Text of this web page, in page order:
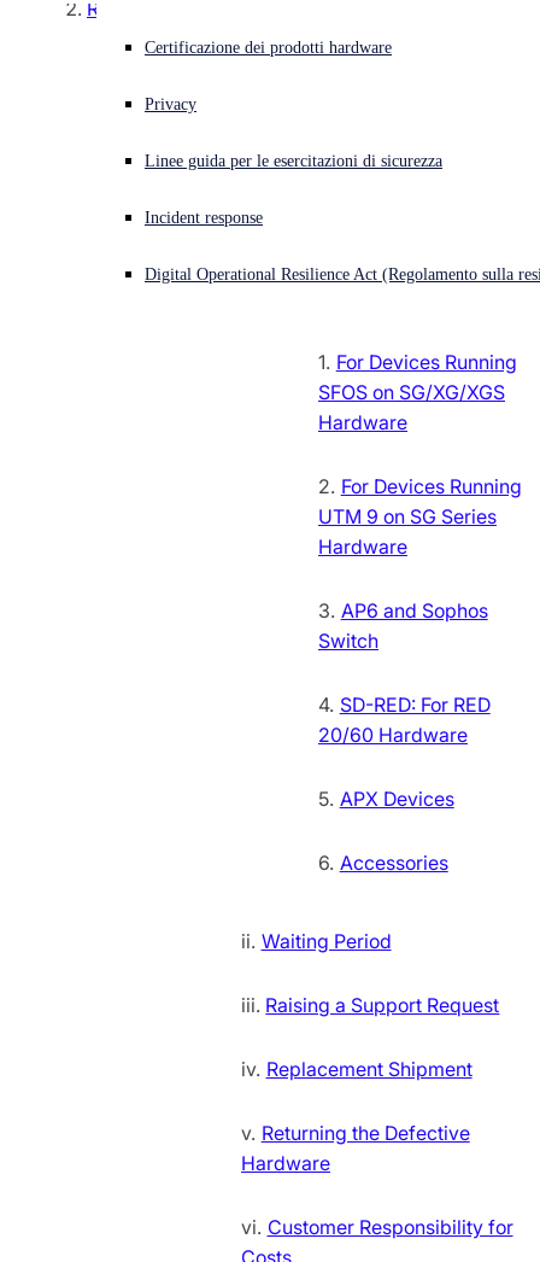
Cyberattacco in corso? Ottieni assistenza immediata
Open language switcher
Certificazione dei prodotti hardware
Privacy
Linee guida per le esercitazioni di sicurezza
Incident response
Digital Operational Resilience Act (Regolamento sulla
Conformità alle norme sul commercio mondiale
REPLACEMENT OPTIONS
REPLACEMENT (RETURN AND
REPLACEMENT
For Devices Running
SFOS on SG/XG/XGS
Hardware
For Devices Running
UTM 9 on SG Series
Hardware
AP6 and Sophos
Switch
SD-RED: For RED
20/60 Hardware
APX Devices
Accessories
Waiting Period
Raising a Support Request
Replacement Shipment
Returning the Defective
Hardware
Customer Responsibility for
Costs